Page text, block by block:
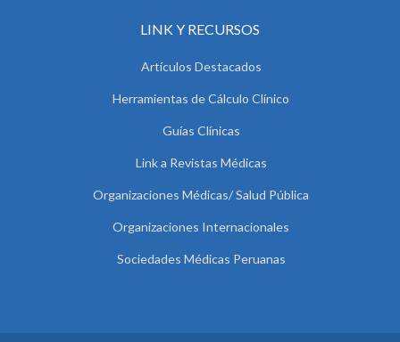
LINK Y RECURSOS
Artículos Destacados
Herramientas de Cálculo Clínico
Guías Clínicas
Link a Revistas Médicas
Organizaciones Médicas/ Salud Pública
Organizaciones Internacionales
Sociedades Médicas Peruanas